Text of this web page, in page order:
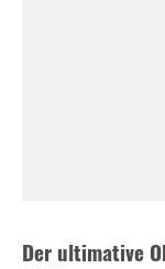
Der ultimative